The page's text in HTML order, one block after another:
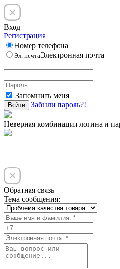
Вход
Регистрация
Номер телефона
Эл. почтаЭлектронная почта
Запомнить меня
Войти Забыли пароль?!
Неверная комбинация логина и
Обратная связь
Тема сообщения: